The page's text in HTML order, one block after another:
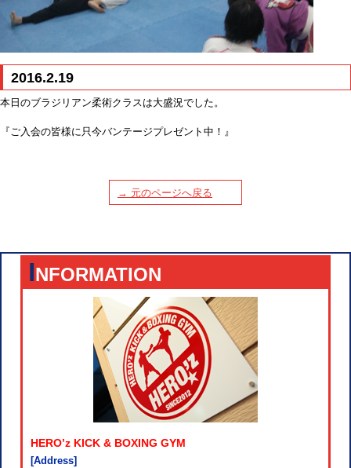
2016.2.19
本日のブラジリアン柔術クラスは大盛況でした。
『ご入会の皆様に只今バンテージプレゼント中！』
→ 元のページへ戻る
INFORMATION
HERO’z KICK & BOXING GYM
[Address]